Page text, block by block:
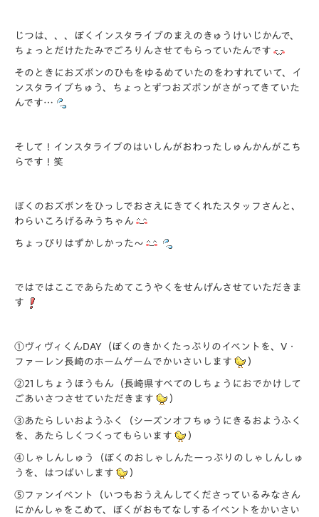
じつは、、、ぼくインスタライブのまえのきゅうけいじかんで、
ちょっとだけたたみでごろりんさせてもらっていたんです
そのときにおズボンのひもをゆるめていたのをわすれていて、イ
ンスタライブちゅう、ちょっとずつおズボンがさがってきていた
んです…
そして！インスタライブのはいしんがおわったしゅんかんがこち
らです！笑
ぼくのおズボンをひっしでおさえにきてくれたスタッフさんと、
わらいころげるみうちゃん
ちょっぴりはずかしかった～
ではではここであらためてこうやくをせんげんさせていただきま
す
①ヴィヴィくんDAY（ぼくのきかくたっぷりのイベントを、V・
ファーレン長崎のホームゲームでかいさいします
）
②21しちょうほうもん（長崎県すべてのしちょうにおでかけして
ごあいさつさせていただきます
）
③あたらしいおようふく（シーズンオフちゅうにきるおようふく
を、あたらしくつくってもらいます
）
④しゃしんしゅう（ぼくのおしゃしんたーっぷりのしゃしんしゅ
うを、はつばいします
）
⑤ファンイベント（いつもおうえんしてくださっているみなさん
にかんしゃをこめて、ぼくがおもてなしするイベントをかいさい